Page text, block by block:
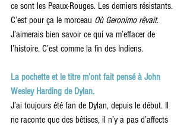
ce sont les Peaux-Rouges. Les derniers résistants.
C’est pour ça le morceau Où Geronimo rêvait.
J’aimerais bien savoir ce qui va m’effacer de
l’histoire. C’est comme la fin des Indiens.
La pochette et le titre m’ont fait pensé à John
Wesley Harding de Dylan.
J’ai toujours été fan de Dylan, depuis le début. Il
ne raconte que des bêtises, il n’y a pas d’affects